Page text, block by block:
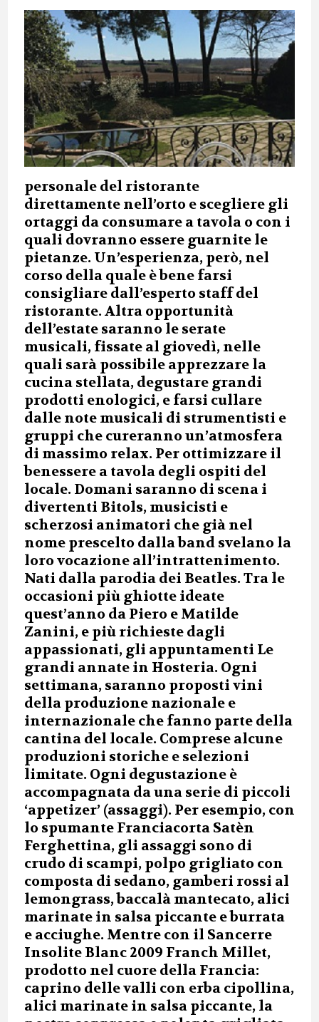
personale del ristorante
direttamente nell’orto e scegliere gli
ortaggi da consumare a tavola o con i
quali dovranno essere guarnite le
pietanze. Un’esperienza, però, nel
corso della quale è bene farsi
consigliare dall’esperto staff del
ristorante. Altra opportunità
dell’estate saranno le serate
musicali, fissate al giovedì, nelle
quali sarà possibile apprezzare la
cucina stellata, degustare grandi
prodotti enologici, e farsi cullare
dalle note musicali di strumentisti e
gruppi che cureranno un’atmosfera
di massimo relax. Per ottimizzare il
benessere a tavola degli ospiti del
locale. Domani saranno di scena i
divertenti Bitols, musicisti e
scherzosi animatori che già nel
nome prescelto dalla band svelano la
loro vocazione all’intrattenimento.
Nati dalla parodia dei Beatles. Tra le
occasioni più ghiotte ideate
quest’anno da Piero e Matilde
Zanini, e più richieste dagli
appassionati, gli appuntamenti Le
grandi annate in Hosteria. Ogni
settimana, saranno proposti vini
della produzione nazionale e
internazionale che fanno parte della
cantina del locale. Comprese alcune
produzioni storiche e selezioni
limitate. Ogni degustazione è
accompagnata da una serie di piccoli
‘appetizer’ (assaggi). Per esempio, con
lo spumante Franciacorta Satèn
Ferghettina, gli assaggi sono di
crudo di scampi, polpo grigliato con
composta di sedano, gamberi rossi al
lemongrass, baccalà mantecato, alici
marinate in salsa piccante e burrata
e acciughe. Mentre con il Sancerre
Insolite Blanc 2009 Franch Millet,
prodotto nel cuore della Francia:
caprino delle valli con erba cipollina,
alici marinate in salsa piccante, la